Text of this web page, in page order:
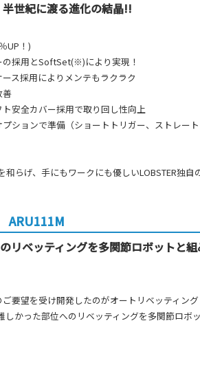
世紀に渡る進化の結晶!!
UP！)
採用とSoftSet(※)により実現！
ス採用によりメンテもラクラク
善
安全カバー採用で取り回し性向上
ションで準備（ショートトリガー、ストレート
らげ、手にもワークにも優しいLOBSTER独自
ARU111M
リベッティングを多関節ロボットと
要望を受け開発したのがオートリベッティング
しかった部位へのリベッティングを多関節ロボ